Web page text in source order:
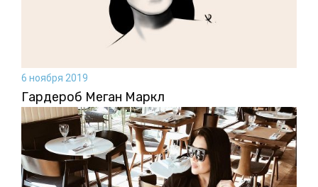
6 ноября 2019
Гардероб Меган Маркл